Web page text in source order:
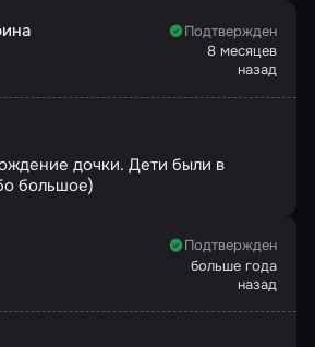
Подтвержден
8 месяцев
назад
дочки. Дети были в
большое)
Подтвержден
больше года
назад